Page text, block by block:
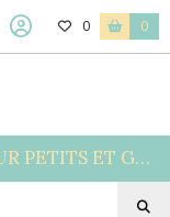
0 0
CRÉATIONS PERSONNALISÉES POUR PETITS ET GRANDS